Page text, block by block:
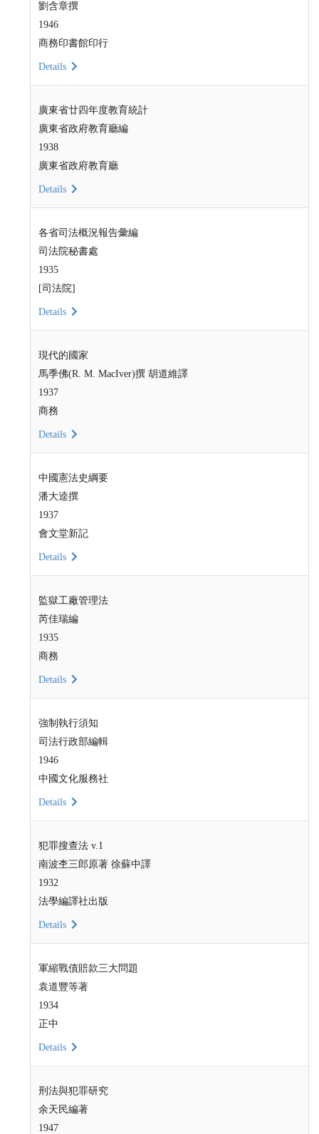
劉含章撰
1946
商務印書館印行
Details
廣東省廿四年度教育統計
廣東省政府教育廳編
1938
廣東省政府教育廳
Details
各省司法概況報告彙編
司法院秘書處
1935
[司法院]
Details
現代的國家
馬季佛(R. M. MacIver)撰 胡道維譯
1937
商務
Details
中國憲法史綱要
潘大逵撰
1937
會文堂新記
Details
監獄工廠管理法
芮佳瑞編
1935
商務
Details
強制執行須知
司法行政部編輯
1946
中國文化服務社
Details
犯罪搜查法 v.1
南波杢三郎原著 徐蘇中譯
1932
法學編譯社出版
Details
軍縮戰債賠款三大問題
袁道豐等著
1934
正中
Details
刑法與犯罪研究
余天民編著
1947